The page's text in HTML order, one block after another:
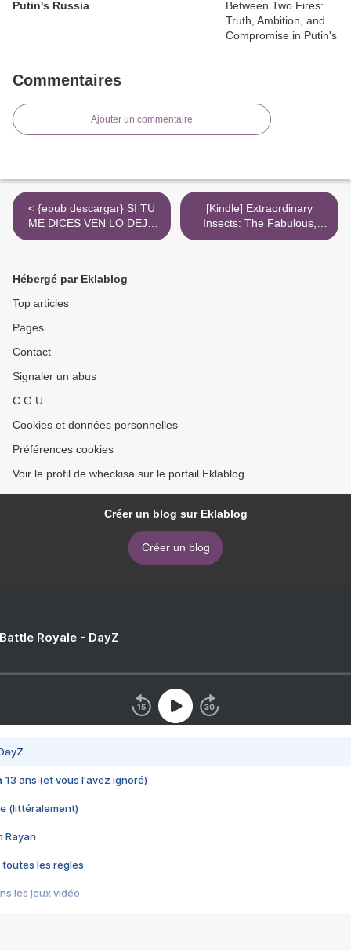
Putin's Russia
Commentaires
Ajouter un commentaire
< {epub descargar} SI TU
ME DICES VEN LO DEJO
TODO PERO DIME VEN
[Kindle] Extraordinary
Insects: The Fabulous,
Indispensable Creatures
Hébergé par Eklablog
Top articles
Pages
Contact
Signaler un abus
C.G.U.
Cookies et données personnelles
Préférences cookies
Voir le profil de wheckisa sur le portail Eklablog
Créer un blog sur Eklablog
Créer un blog
Royale - DayZ
13 ans (et vous l'avez ignoré)
(littéralement)
Rayan
toutes les règles
les jeux vidéo